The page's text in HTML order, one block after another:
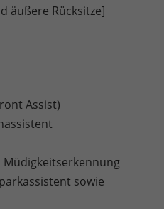
äußere Rücksitze]
Assist)
sowie